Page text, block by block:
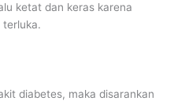
ketat dan keras karena
terluka.
diabetes, maka disarankan